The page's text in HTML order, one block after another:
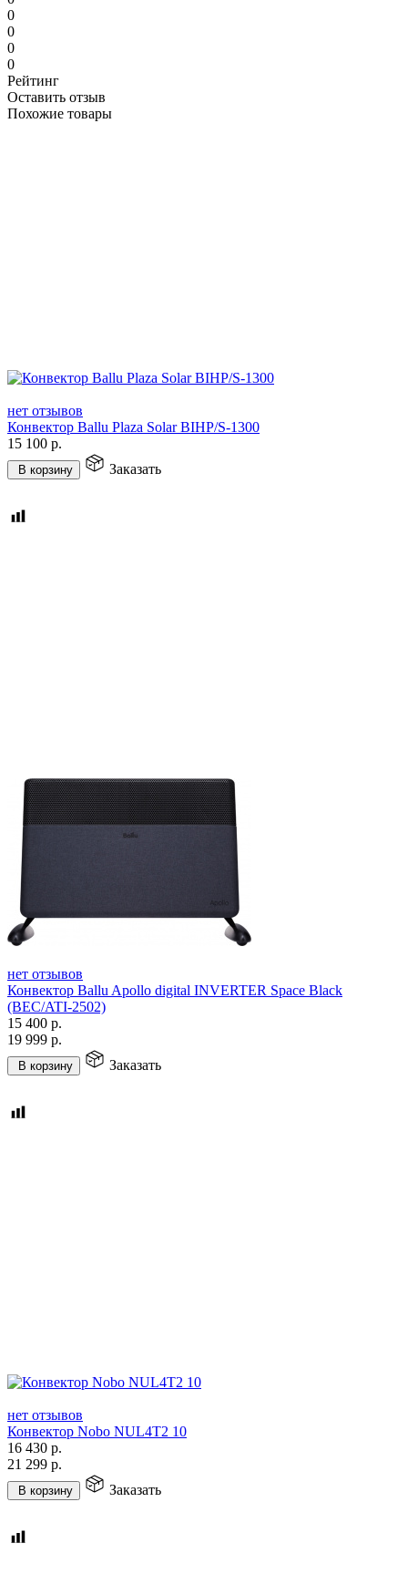
0
0
0
0
Рейтинг
Оставить отзыв
Похожие товары
нет отзывов
Конвектор Ballu Plaza Solar BIHP/S-1300
15 100 р.
В корзину Заказать
нет отзывов
Конвектор Ballu Apollo digital INVERTER Space Black
(BEC/ATI-2502)
15 400 р.
19 999 р.
В корзину Заказать
нет отзывов
Конвектор Nobo NUL4T2 10
16 430 р.
21 299 р.
В корзину Заказать